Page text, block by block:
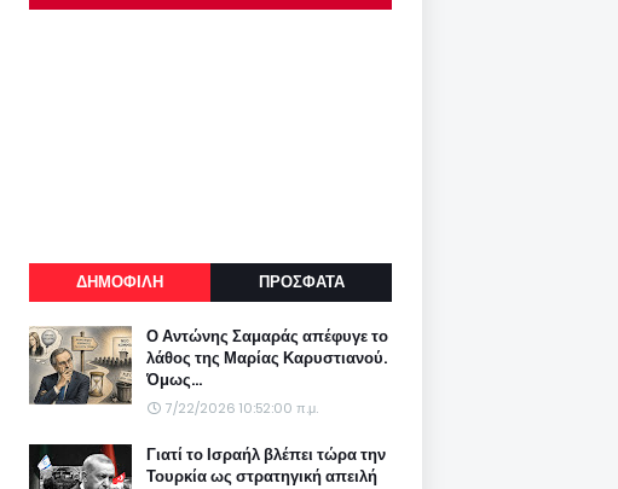
ΔΗΜΟΦΙΛΗ ΠΡΟΣΦΑΤΑ
Ο Αντώνης Σαμαράς απέφυγε το
λάθος της Μαρίας Καρυστιανού.
Όμως...
7/22/2026 10:52:00 π.μ.
Γιατί το Ισραήλ βλέπει τώρα την
Τουρκία ως στρατηγική απειλή